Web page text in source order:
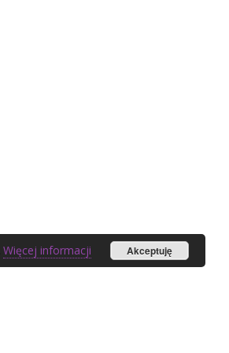
Więcej informacji Akceptuję